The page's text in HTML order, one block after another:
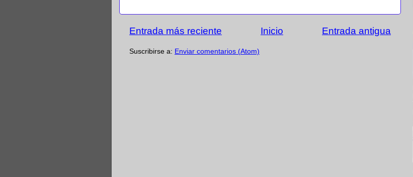
Entrada más reciente Entrada antigua
Inicio
Suscribirse a: Enviar comentarios (Atom)